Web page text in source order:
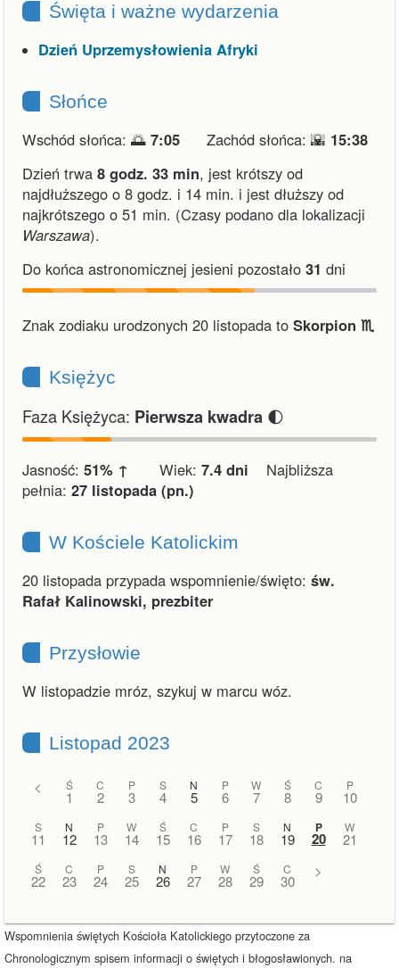
Święta i ważne wydarzenia
Dzień Uprzemysłowienia Afryki
Słońce
Wschód słońca: 🌅 7:05 Zachód słońca: 🌇 15:38
Dzień trwa 8 godz. 33 min, jest krótszy od
najdłuższego o 8 godz. i 14 min. i jest dłuższy od
najkrótszego o 51 min. (Czasy podano dla lokalizacji
Warszawa).
Do końca astronomicznej jesieni pozostało 31 dni
Znak zodiaku urodzonych 20 listopada to Skorpion ♏︎
Księżyc
Faza Księżyca: Pierwsza kwadra 🌓
Jasność: 51% ↑ Wiek: 7.4 dni Najbliższa
pełnia: 27 listopada (pn.)
W Kościele Katolickim
20 listopada przypada wspomnienie/święto: św.
Rafał Kalinowski, prezbiter
Przysłowie
W listopadzie mróz, szykuj w marcu wóz.
Listopad 2023
< Ś
1
C
2
P
3
S
4
N
5
P
6
W
7
Ś
8
C
9
P
10
S
11
N
12
P
13
W
14
Ś
15
C
16
P
17
S
18
N
19
P
20
W
21
Ś
22
C
23
P
24
S
25
N
26
P
27
W
28
Ś
29
C
30
>
Wspomnienia świętych Kościoła Katolickiego przytoczone za
Chronologicznym spisem informacji o świętych i błogosławionych. na